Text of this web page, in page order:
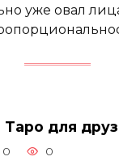
уже овал
Таро для
0 0